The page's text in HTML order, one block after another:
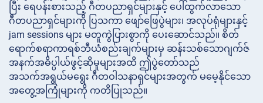
ပြီး ရေပန်းစားသည့် ဂီတပညာရှင်များနှင့် ပေါ်ထွက်လာသော
ဂီတပညာရှင်များကို ပြသကာ ဖျော်ဖြေပွဲများ၊ အလုပ်ရုံများနှင့်
jam sessions များ မတူကွဲပြားစွာကို ပေးဆောင်သည်။ စိတ်
ရောက်စရာကာရစ်ဘီယံစည်းချက်များမှ ဆန်းသစ်သောဂျက်ဇ်
အနက်အဓိပ္ပါယ်ဖွင့်ဆိုမှုများအထိ ဤပွဲတော်သည်
အသက်အရွယ်မရွေး ဂီတဝါသနာရှင်များအတွက် မမေ့နိုင်သော
အတွေ့အကြုံများကို ကတိပြုသည်။